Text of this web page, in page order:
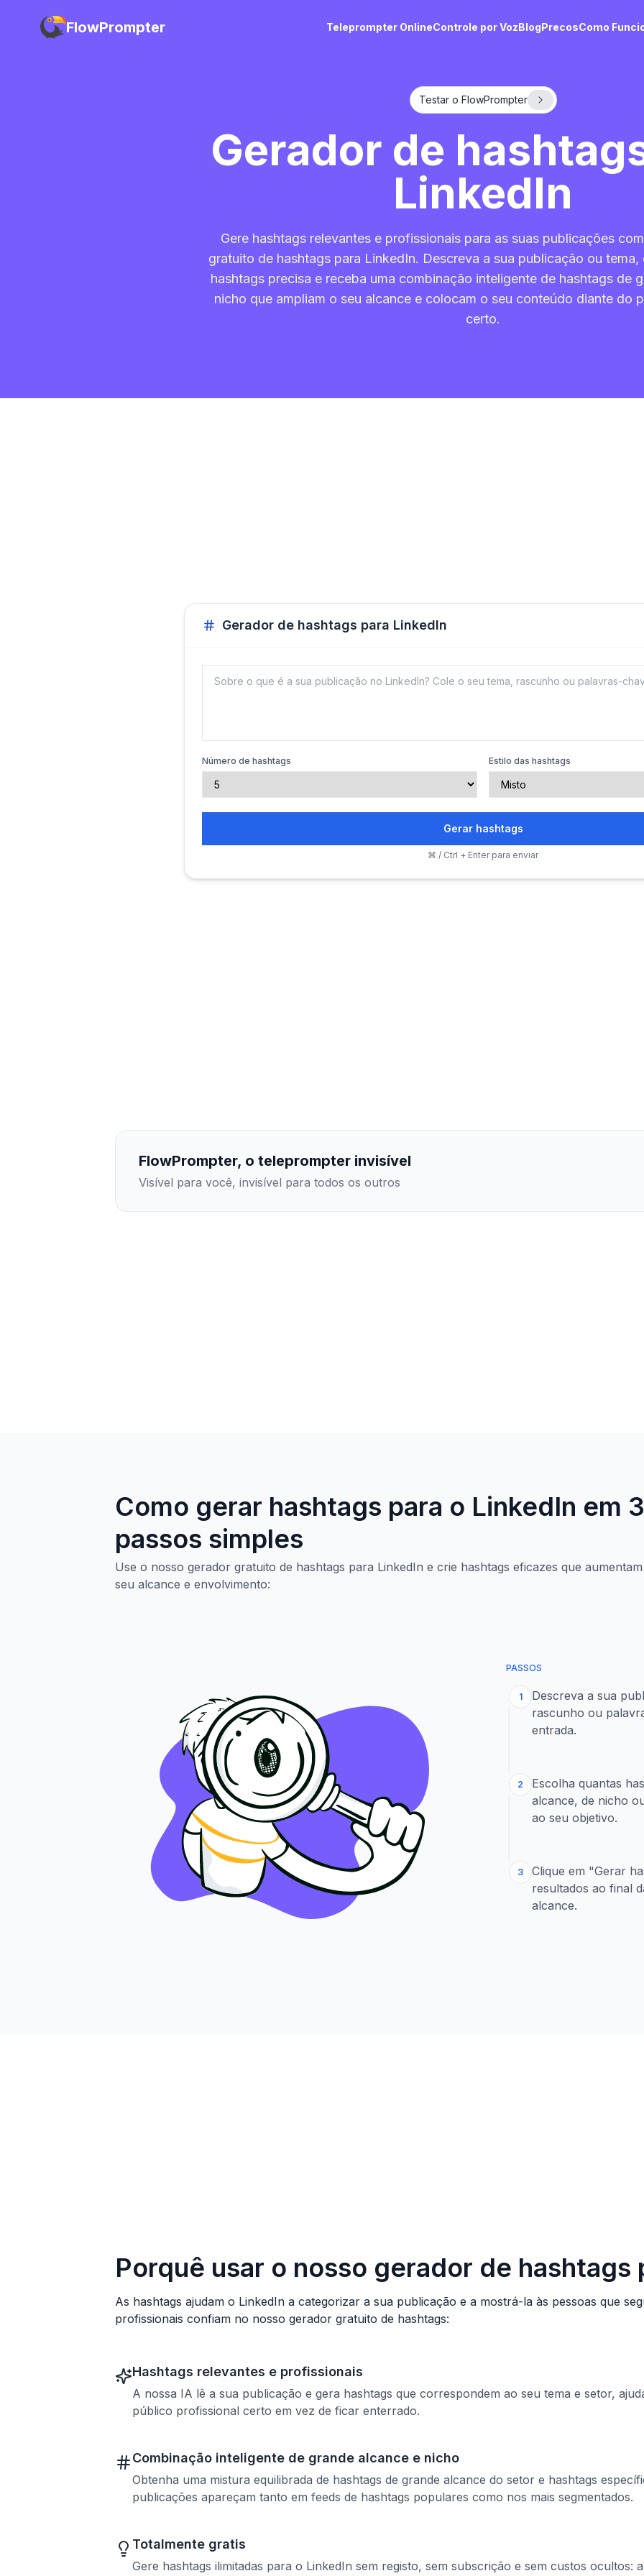
FlowPrompter Teleprompter OnlineControle por VozBlogPrecosComo
Testar o FlowPrompter
Gerador de
LinkedIn
Gere hashtags relevantes e profissionais para as suas publicações
gratuito de hashtags para LinkedIn. Descreva a sua publicação ou tema,
hashtags precisa e receba uma combinação inteligente de hashtags de
nicho que ampliam o seu alcance e colocam o seu conteúdo diante do
certo.
Gerador de hashtags para LinkedIn
Número de hashtags Estilo das hashtags
Gerar hashtags
⌘ / Ctrl + Enter para enviar
FlowPrompter, o teleprompter invisível
Visível para você, invisível para todos os outros
Como gerar hashtags para o LinkedIn em 3
passos simples
Use o nosso gerador gratuito de hashtags para LinkedIn e crie hashtags eficazes que
seu alcance e envolvimento:
PASSOS
1
Descreva a sua
rascunho ou
entrada.
2
Escolha quantas
alcance, de nicho
ao seu objetivo.
3
Clique em "Gerar
resultados ao final
alcance.
Porquê usar o nosso gerador de hashtags
As hashtags ajudam o LinkedIn a categorizar a sua publicação e a mostrá-la às pessoas que
profissionais confiam no nosso gerador gratuito de hashtags:
Hashtags relevantes e profissionais
A nossa IA lê a sua publicação e gera hashtags que correspondem ao seu tema e setor,
público profissional certo em vez de ficar enterrado.
Combinação inteligente de grande alcance e nicho
Obtenha uma mistura equilibrada de hashtags de grande alcance do setor e hashtags
publicações apareçam tanto em feeds de hashtags populares como nos mais segmentados.
Totalmente gratis
Gere hashtags ilimitadas para o LinkedIn sem registo, sem subscrição e sem custos ocultos: